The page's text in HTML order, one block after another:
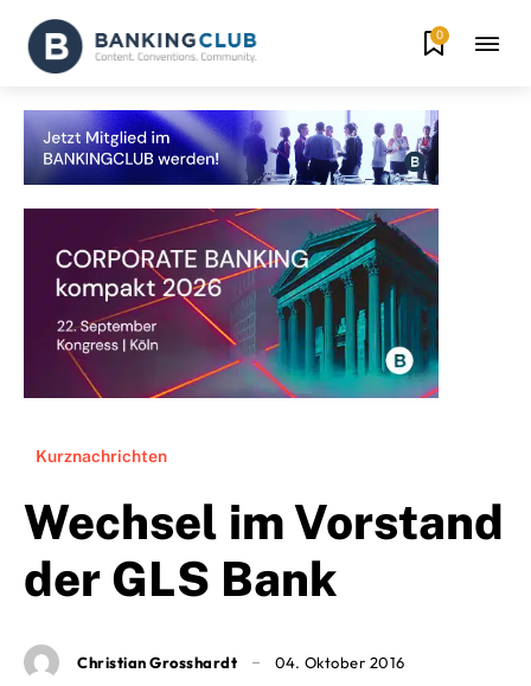
0
Kurznachrichten
Wechsel im Vorstand
der GLS Bank
Christian Grosshardt 04. Oktober 2016